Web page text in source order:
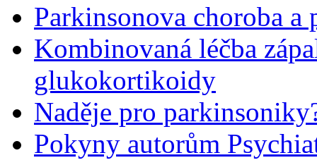
Parkinsonova choroba a
Kombinovaná léčba
glukokortikoidy
Naděje pro
Pokyny autorům